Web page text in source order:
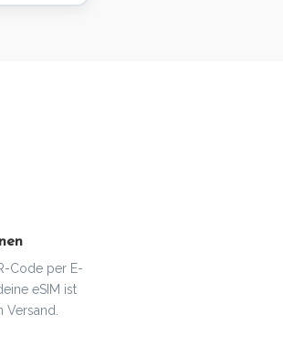
Code per E-
eSIM ist
Versand.